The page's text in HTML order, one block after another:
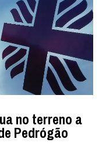
no terreno a
Pedrógão